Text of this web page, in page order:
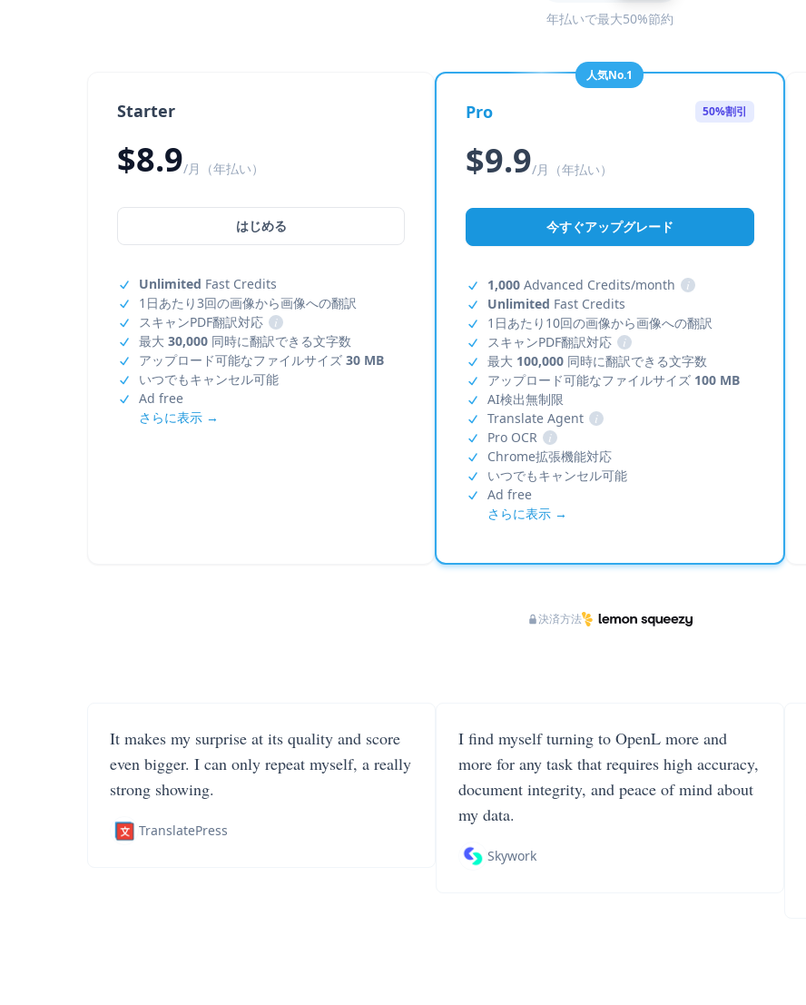
年払いで最大50%節約
Starter
$8.9/月（年払い）
はじめる
Unlimited Fast Credits
1日あたり3回の画像から画像への翻訳
スキャンPDF翻訳対応
i
最大 30,000 同時に翻訳できる文字数
アップロード可能なファイルサイズ 30 MB
いつでもキャンセル可能
Ad free
さらに表示 →
人気No.1
Pro 50%割引
$9.9/月（年払い）
今すぐアップグレード
1,000 Advanced Credits/month
i
Unlimited Fast Credits
1日あたり10回の画像から画像への翻訳
スキャンPDF翻訳対応
i
最大 100,000 同時に翻訳できる文字数
アップロード可能なファイルサイズ 100 MB
AI検出無制限
Translate Agent
i
Pro OCR
i
Chrome拡張機能対応
いつでもキャンセル可能
Ad free
さらに表示 →
決済方法
It makes my surprise at its quality and score
even bigger. I can only repeat myself, a really
strong showing.
TranslatePress
I find myself turning to OpenL more and
more for any task that requires high accuracy,
document integrity, and peace of mind about
my data.
Skywork